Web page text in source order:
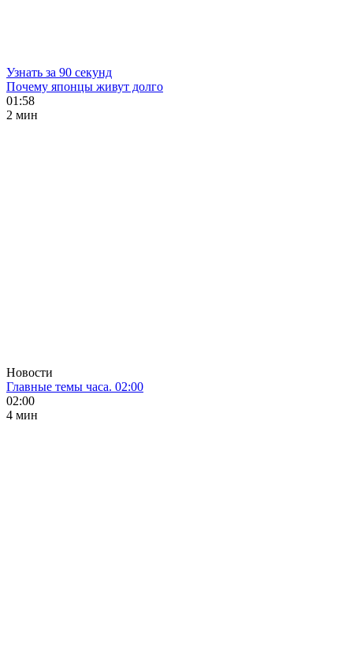
Узнать за 90 секунд
Почему японцы живут долго
01:58
2 мин
Новости
Главные темы часа. 02:00
02:00
4 мин